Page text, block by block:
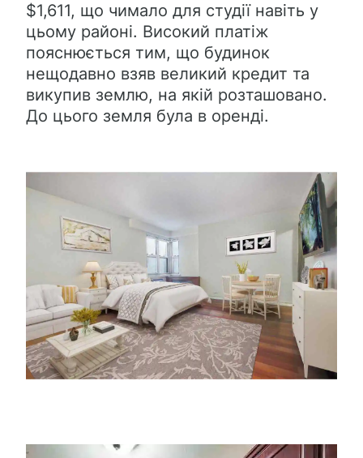
$1,611, що чимало для студії навіть у
цьому районі. Високий платіж
пояснюється тим, що будинок
нещодавно взяв великий кредит та
викупив землю, на якій розташовано.
До цього земля була в оренді.